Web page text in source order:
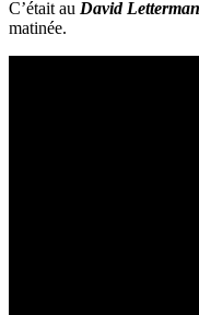
C’était au David
matinée.